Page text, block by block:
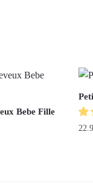
Bebe Fille